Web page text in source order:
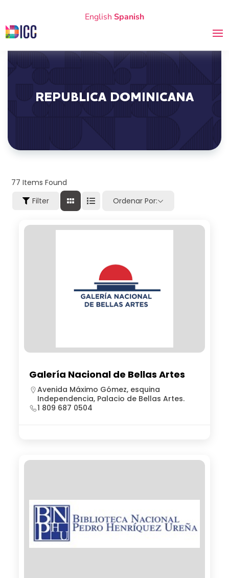
English Spanish
REPÚBLICA DOMINICANA
77 Items Found
Filter
Ordenar Por:
Galería Nacional de Bellas Artes
Avenida Máximo Gómez, esquina
Independencia, Palacio de Bellas Artes.
1 809 687 0504